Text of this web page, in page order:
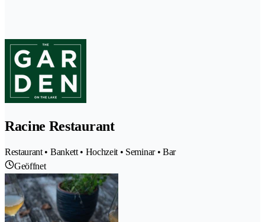
Racine Restaurant
Restaurant • Bankett • Hochzeit • Seminar • Bar
Geöffnet